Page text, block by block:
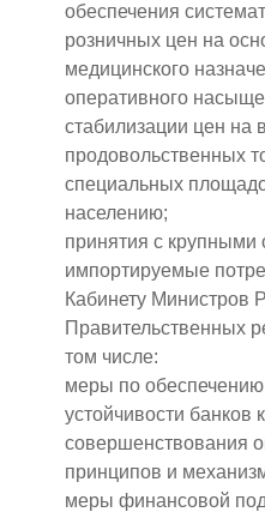
обеспечения
розничных цен на
медицинского
оперативного
стабилизации цен на
продовольственных
специальных
населению;
принятия с
импортируемые
Кабинету Министров
Правительственных
том числе:
меры по
устойчивости банков
совершенствования
принципов и
меры финансовой